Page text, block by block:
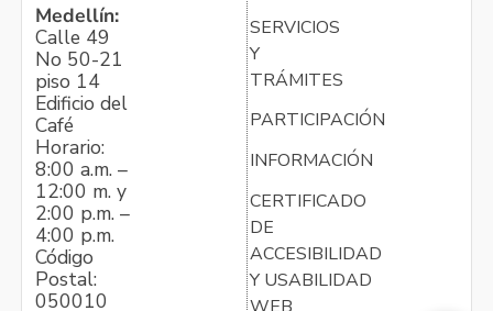
Medellín:
Calle 49
No 50-21
piso 14
Edificio del
Café
Horario:
8:00 a.m. –
12:00 m. y
2:00 p.m. –
4:00 p.m.
Código
Postal:
050010
SERVICIOS
Y
TRÁMITES
PARTICIPACIÓN
INFORMACIÓN
CERTIFICADO
DE
ACCESIBILIDAD
Y USABILIDAD